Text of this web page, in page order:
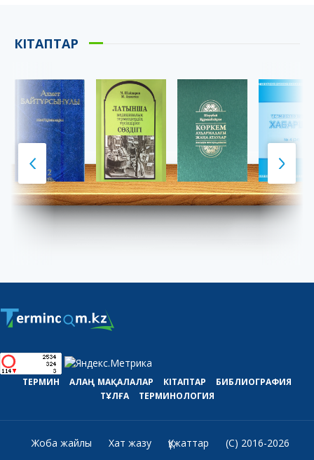
КІТАПТАР
ТЕРМИН АЛАҢ МАҚАЛАЛАР КІТАПТАР
БИБЛИОГРАФИЯ
ТҰЛҒА
ТЕРМИНОЛОГИЯ
Жоба жайлы Хат жазу Құжаттар
(C) 2016-2026